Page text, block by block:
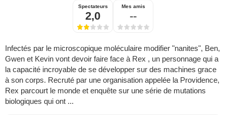
Spectateurs
2,0
Mes amis
--
Infectés par le microscopique moléculaire modifier "nanites", Ben,
Gwen et Kevin vont devoir faire face à Rex , un personnage qui a
la capacité incroyable de se développer sur des machines grace
à son corps. Recruté par une organisation appelée la Providence,
Rex parcourt le monde et enquête sur une série de mutations
biologiques qui ont ...